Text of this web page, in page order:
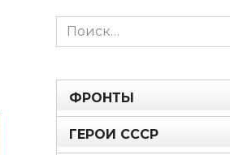
Search
for:
ФРОНТЫ
ГЕРОИ СССР